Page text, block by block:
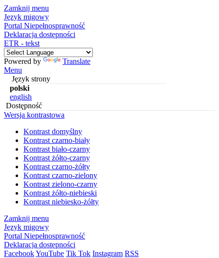
Zamknij menu
Język migowy
Portal Niepełnosprawność
Deklaracja dostępności
ETR - tekst
Powered by
Translate
Menu
Język strony
polski
english
Dostępność
Wersja kontrastowa
Kontrast domyślny
Kontrast czarno-biały
Kontrast biało-czarny
Kontrast żółto-czarny
Kontrast czarno-żółty
Kontrast czarno-zielony
Kontrast zielono-czarny
Kontrast żółto-niebieski
Kontrast niebiesko-żółty
Zamknij menu
Język migowy
Portal Niepełnosprawność
Deklaracja dostępności
FacebookYouTube Tik Tok Instagram RSS